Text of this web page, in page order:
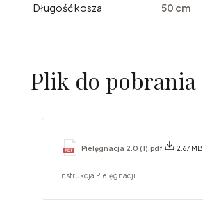
Długość kosza 50 cm
Plik do pobrania
Pielęgnacja 2.0 (1).pdf 2.67 MB
Instrukcja Pielęgnacji